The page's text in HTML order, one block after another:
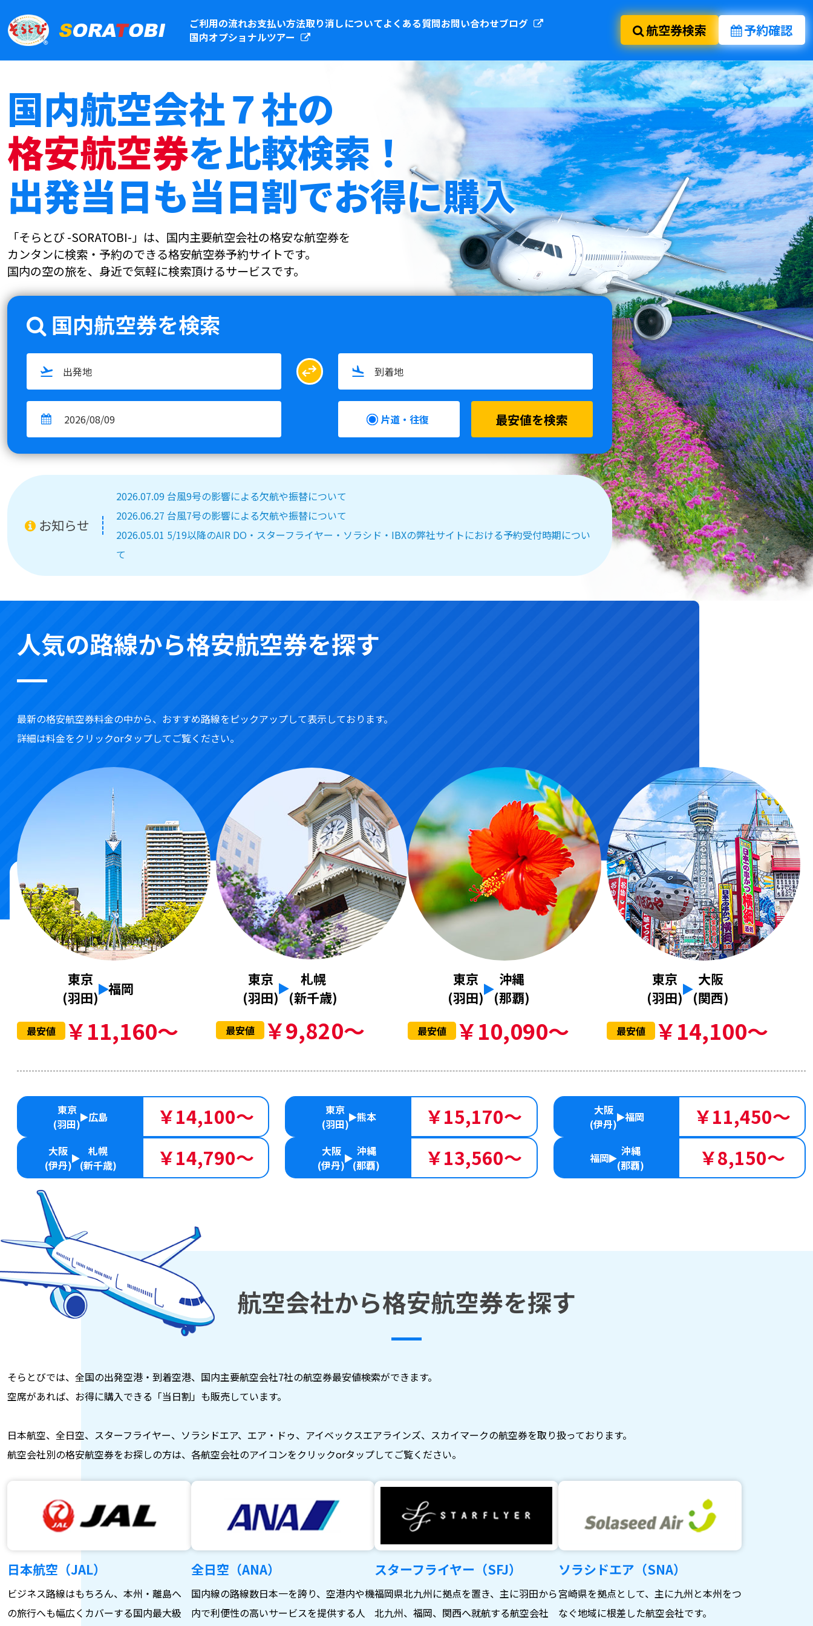
ご利用の流れお支払い方法取り消しについてよくある質問お問い合わせブログ
国内オプショナルツアー
航空券検索 予約確認
国内航空会社７社の
格安航空券を比較検索！
出発当日も当日割でお得に購入
「そらとび -SORATOBI-」は、国内主要航空会社の格安な航空券を
カンタンに検索・予約のできる格安航空券予約サイトです。
国内の空の旅を、身近で気軽に検索頂けるサービスです。
国内航空券を検索
swap_horiz
片道・往復 最安値を検索
お知らせ
2026.07.09 台風9号の影響による欠航や振替について
2026.06.27 台風7号の影響による欠航や振替について
2026.05.01 5/19以降のAIR DO・スターフライヤー・ソラシド・IBXの弊社サイトにおける予約受付時期につい
て
人気の路線から格安航空券を探す
最新の格安航空券料金の中から、おすすめ路線をピックアップして表示しております。
詳細は料金をクリックorタップしてご覧ください。
東京
(羽田)
福岡
最安値 ￥11,160～
東京
(羽田)
札幌
(新千歳)
最安値 ￥9,820～
東京
(羽田)
沖縄
(那覇)
最安値 ￥10,090～
東京
(羽田)
大阪
(関西)
最安値 ￥14,100～
東京
(羽田) 広島 ￥14,100～
東京
(羽田) 熊本 ￥15,170～
大阪
(伊丹) 福岡 ￥11,450～
大阪
(伊丹)
札幌
(新千歳)
￥14,790～
大阪
(伊丹)
沖縄
(那覇)
￥13,560～ 福岡
沖縄
(那覇)
￥8,150～
航空会社から格安航空券を探す
そらとびでは、全国の出発空港・到着空港、国内主要航空会社7社の航空券最安値検索ができます。
空席があれば、お得に購入できる「当日割」も販売しています。
日本航空、全日空、スターフライヤー、ソラシドエア、エア・ドゥ、アイベックスエアラインズ、スカイマークの航空券を取り扱っております。
航空会社別の格安航空券をお探しの方は、各航空会社のアイコンをクリックorタップしてご覧ください。
日本航空（JAL）
ビジネス路線はもちろん、本州・離島へ
の旅行へも幅広くカバーする国内最大級
全日空（ANA）
国内線の路線数日本一を誇り、空港内や機
内で利便性の高いサービスを提供する人
スターフライヤー（SFJ）
福岡県北九州に拠点を置き、主に羽田から
北九州、福岡、関西へ就航する航空会社
ソラシドエア（SNA）
宮崎県を拠点として、主に九州と本州をつ
なぐ地域に根差した航空会社です。